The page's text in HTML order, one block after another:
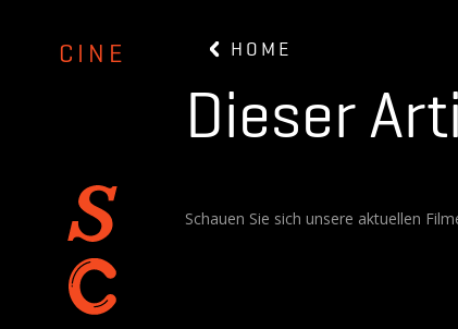
CINE HOME
Dieser
Schauen Sie sich unsere aktuellen